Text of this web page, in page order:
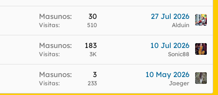
Masunos 30
Visitas 510
27 Jul 2026
Alduin
Masunos 183
Visitas 3K
10 Jul 2026
Sonic88
Masunos 3
Visitas 233
10 May 2026
Jaeger